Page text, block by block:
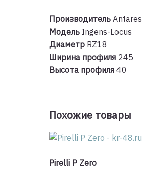
Производитель Antares
Модель Ingens-Locus
Диаметр RZ18
Ширина профиля 245
Высота профиля 40
Похожие товары
Pirelli P Zero